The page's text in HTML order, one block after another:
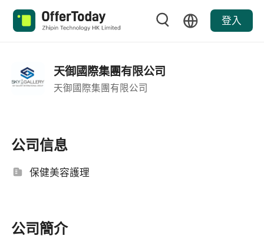
登入
天御國際集團有限公司
天御國際集團有限公司
公司信息
保健美容護理
公司簡介